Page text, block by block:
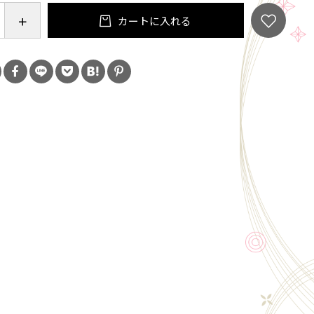
ヴァイエ出身である幼なじみのクリスチャン･コロヴ
･リュック･テリエ氏、そして姉妹である両氏の夫人
婦により、それぞれ所有する畑を持ち寄る形で1986
メーヌ名の由来でもあるソリュトレの岩とヴェルジ
近を中心にサン･ヴェラン20ha、そのほかプイィ・
マコンに16haを所有しており、特にサン･ヴェランは
するドメーヌとして名を知られる。長年に及ぶリュ
による栽培を一歩進めて一部畑で試験的にビオロジ
ィナミを実践中。650ha強ある広大なAOCサン･ヴェ
り石灰岩土壌が強い北部を中心に畑を所有してお
のテロワールに合わせパーセル毎にステンレスタン
分けて細やかな醸造を行っている。そのピュアで果
ネラル感に富み、洗練されたワインはミシュラン3つ
ュ・ブラン、ル・ムーリスの他、タイユヴァンや
ドといった数多くの名店のメニューにオンリストさ
カートに入れる